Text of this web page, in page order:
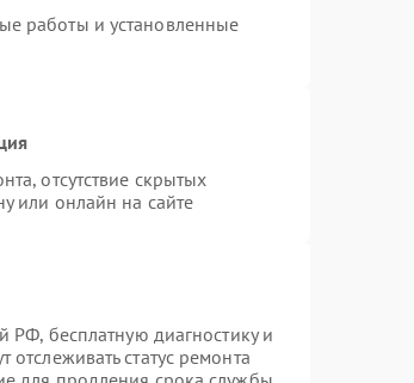
работы и установленные
отсутствие скрытых
или онлайн на сайте
РФ, бесплатную диагностику и
статус ремонта